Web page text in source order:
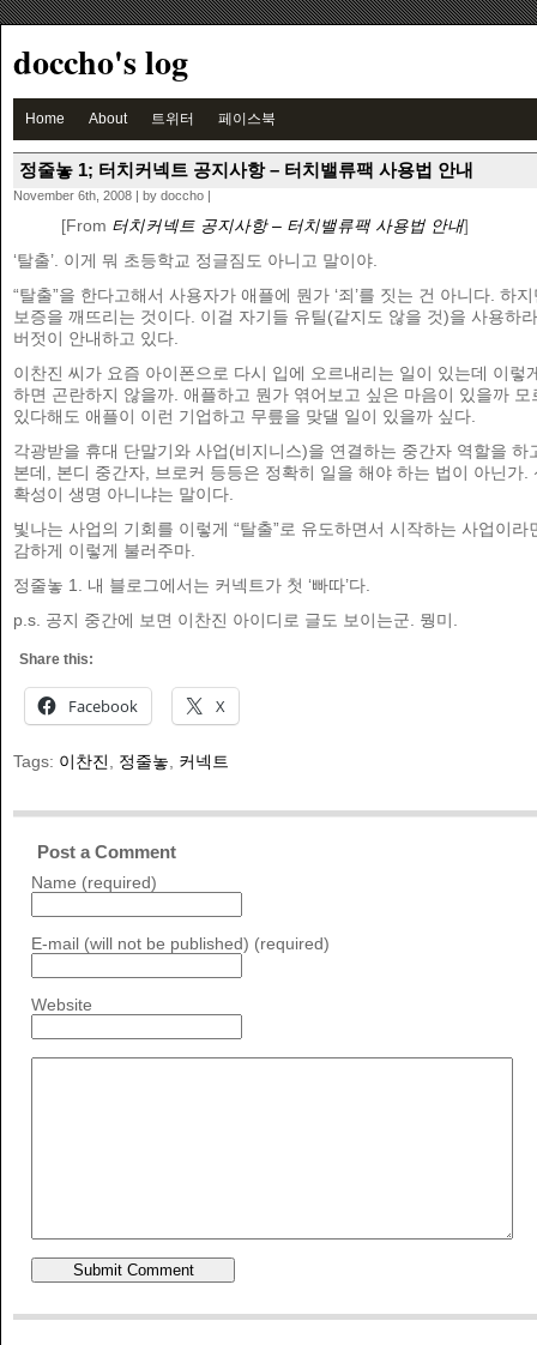
doccho's log
Home About 트위터 페이스북
정줄놓 1; 터치커넥트 공지사항 – 터치밸류팩 사용법 안내
November 6th, 2008 | by doccho |
[From 터치커넥트 공지사항 – 터치밸류팩 사용법 안내]
‘탈출’. 이게 뭐 초등학교 정글짐도 아니고 말이야.
“탈출”을 한다고해서 사용자가 애플에 뭔가 ‘죄’를 짓는 건 아니다. 하
보증을 깨뜨리는 것이다. 이걸 자기들 유틸(같지도 않을 것)을 사용하
버젓이 안내하고 있다.
이찬진 씨가 요즘 아이폰으로 다시 입에 오르내리는 일이 있는데 이렇
하면 곤란하지 않을까. 애플하고 뭔가 엮어보고 싶은 마음이 있을까 모
있다해도 애플이 이런 기업하고 무릎을 맞댈 일이 있을까 싶다.
각광받을 휴대 단말기와 사업(비지니스)을 연결하는 중간자 역할을 하
본데, 본디 중간자, 브로커 등등은 정확히 일을 해야 하는 법이 아닌가.
확성이 생명 아니냐는 말이다.
빛나는 사업의 기회를 이렇게 “탈출”로 유도하면서 시작하는 사업이라
감하게 이렇게 불러주마.
정줄놓 1. 내 블로그에서는 커넥트가 첫 ‘빠따’다.
p.s. 공지 중간에 보면 이찬진 아이디로 글도 보이는군. 뭥미.
Share this:
Facebook X
Tags: 이찬진 , 정줄놓, 커넥트
Post a Comment
Name (required)
E-mail (will not be published) (required)
Website